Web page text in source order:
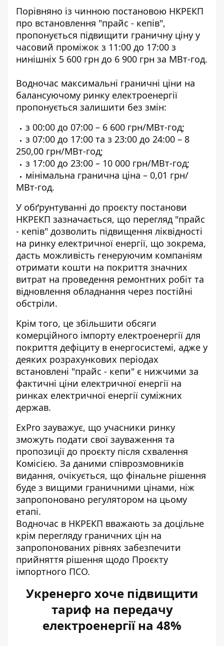
Порівняно із чинною постановою НКРЕКП
про встановлення "прайс - кепів",
пропонується підвищити граничну ціну у
часовий проміжок з 11:00 до 17:00 з
нинішніх 5 600 грн до 6 900 грн за МВт-год.
Водночас максимальні граничні ціни на
балансуючому ринку електроенергії
пропонується залишити без змін:
з 00:00 до 07:00 – 6 600 грн/МВт-год;
з 07:00 до 17:00 та з 23:00 до 24:00 – 8
250,00 грн/МВт-год;
з 17:00 до 23:00 – 10 000 грн/МВт-год;
мінімальна гранична ціна – 0,01 грн/
МВт-год.
У обґрунтуванні до проєкту постанови
НКРЕКП зазначається, що перегляд "прайс
- кепів" дозволить підвищення ліквідності
на ринку електричної енергії, що зокрема,
дасть можливість генеруючим компаніям
отримати кошти на покриття значних
витрат на проведення ремонтних робіт та
відновлення обладнання через постійні
обстріли.
Крім того, це збільшити обсяги
комерційного імпорту електроенергії для
покриття дефіциту в енергосистемі, адже у
деяких розрахункових періодах
встановлені "прайс - кепи" є нижчими за
фактичні ціни електричної енергії на
ринках електричної енергії суміжних
держав.
ExPro зауважує, що учасники ринку
зможуть подати свої зауваження та
пропозиції до проєкту після схвалення
Комісією. За даними співрозмовників
видання, очікується, що фінальне рішення
буде з вищими граничними цінами, ніж
запропоновано регулятором на цьому
етапі.
Водночас в НКРЕКП вважають за доцільне
крім перегляду граничних цін на
запропонованих рівнях забезпечити
прийняття рішення щодо Проєкту
імпортного ПСО.
Укренерго хоче підвищити
тариф на передачу
електроенергії на 48%